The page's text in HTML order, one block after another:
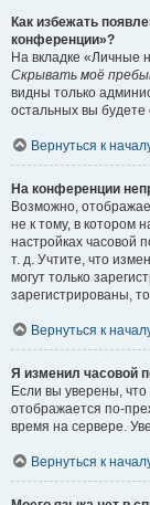
Как избежать
конференции»?
На вкладке «Личные
Скрывать моё
видны только
остальных вы
Вернуться к
На конференции
Возможно,
не к тому, в котором
настройках часовой
т. д. Учтите, что
могут только
зарегистрированы,
Вернуться к
Я изменил часовой
Если вы уверены,
отображается по-
время на сервере.
Вернуться к